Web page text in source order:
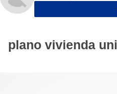
plano vivienda